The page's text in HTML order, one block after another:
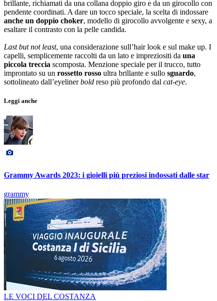
brillante, richiamati da una collana doppio giro e da un girocollo con
pendente coordinati. A dare un tocco speciale, la scelta di indossare
anche un doppio choker, modello di girocollo avvolgente e sexy, a
esaltare il contrasto con la pelle candida.
Last but not least, una considerazione sull’hair look e sul make up. I
capelli, semplicemente raccolti da un lato e impreziositi da una
piccola treccia scomposta. Menzione speciale per il trucco, tutto
improntato su un rossetto rosso ultra brillante e sullo sguardo,
sottolineato dall’eyelinerbold reso più profondo dal cat-eye.
Leggi anche
Grammy Awards 2023: i gioielli più preziosi indossati dalle star
grammy
LE VOCI DEL COSTANZA